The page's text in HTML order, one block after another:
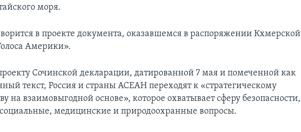
моря.
в проекте документа, оказавшемся в распоряжении Кхмерской
Америки».
Сочинской декларации, датированной 7 мая и помеченной как
текст, Россия и страны АСЕАН переходят к «стратегическому
на взаимовыгодной основе», которое охватывает сферу безопасности,
медицинские и природоохранные вопросы.